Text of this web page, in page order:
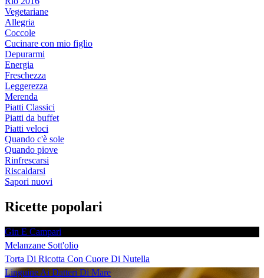
Vegetariane
Allegria
Coccole
Cucinare con mio figlio
Depurarmi
Energia
Freschezza
Leggerezza
Merenda
Piatti Classici
Piatti da buffet
Piatti veloci
Quando c'è sole
Quando piove
Rinfrescarsi
Riscaldarsi
Sapori nuovi
Ricette popolari
Gin E Campari
Melanzane Sott'olio
Torta Di Ricotta Con Cuore Di Nutella
Linguine Ai Datteri Di Mare